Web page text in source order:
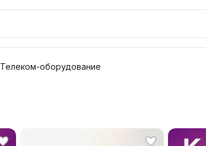
Телеком-оборудование